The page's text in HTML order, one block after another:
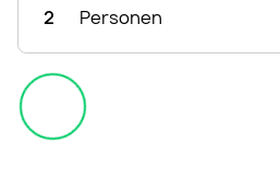
2 Personen